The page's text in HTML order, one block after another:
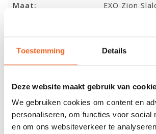
Toestemming Details
Deze website maakt gebruik van
We gebruiken cookies om content en
personaliseren, om functies voor social
en om ons websiteverkeer te
Maat: EXO Zion
Breedte: 63 cm
Kuiplengte: 86 cm
Volume: 256 L
Gewicht kajak: 20 kg
Gewichtsklasse: 50-75 kg